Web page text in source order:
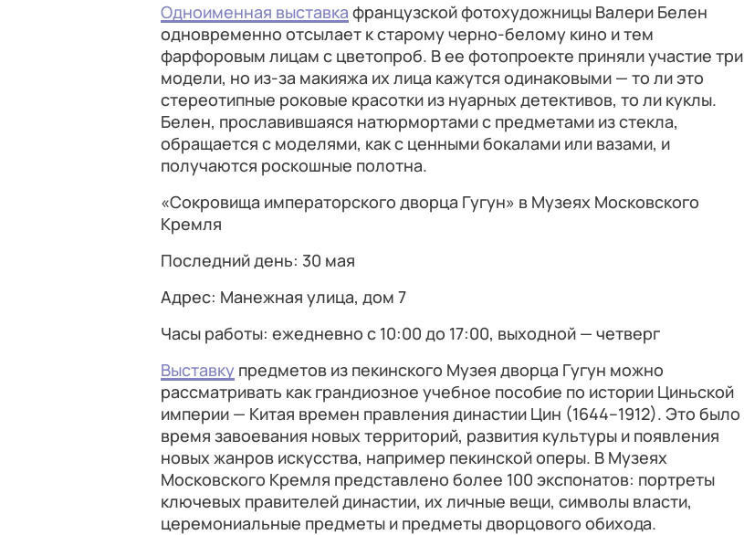
Одноименная выставка французской фотохудожницы Валери Белен
одновременно отсылает к старому черно-белому кино и тем
фарфоровым лицам с цветопроб. В ее фотопроекте приняли участие три
модели, но из-за макияжа их лица кажутся одинаковыми — то ли это
стереотипные роковые красотки из нуарных детективов, то ли куклы.
Белен, прославившаяся натюрмортами с предметами из стекла,
обращается с моделями, как с ценными бокалами или вазами, и
получаются роскошные полотна.
«Сокровища императорского дворца Гугун» в Музеях Московского
Кремля
Последний день: 30 мая
Адрес: Манежная улица, дом 7
Часы работы: ежедневно с 10:00 до 17:00, выходной — четверг
Выставку предметов из пекинского Музея дворца Гугун можно
рассматривать как грандиозное учебное пособие по истории Циньской
империи — Китая времен правления династии Цин (1644–1912). Это было
время завоевания новых территорий, развития культуры и появления
новых жанров искусства, например пекинской оперы. В Музеях
Московского Кремля представлено более 100 экспонатов: портреты
ключевых правителей династии, их личные вещи, символы власти,
церемониальные предметы и предметы дворцового обихода.